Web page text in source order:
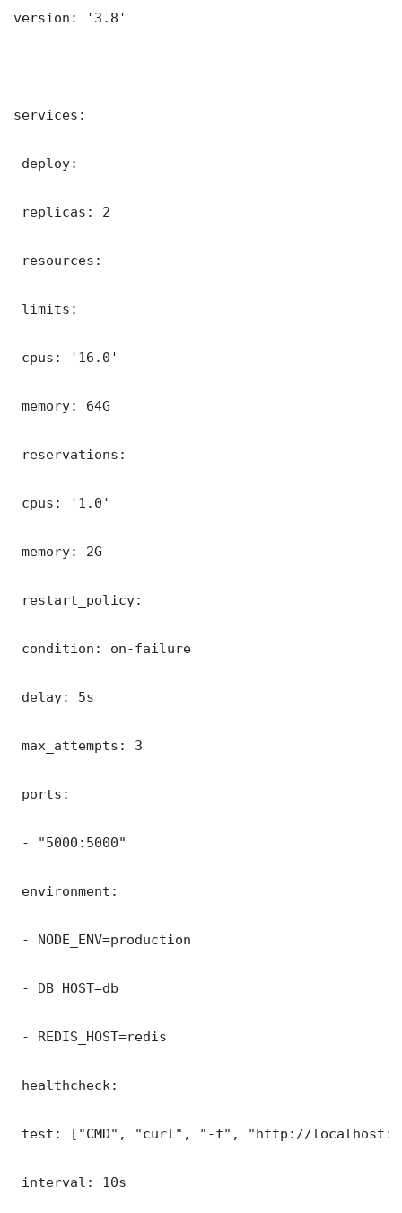
version: '3.8'
services:
deploy:
replicas: 2
resources:
limits:
cpus: '16.0'
memory: 64G
reservations:
cpus: '1.0'
memory: 2G
restart_policy:
condition: on-failure
delay: 5s
max_attempts: 3
ports:
- "5000:5000"
environment:
- NODE_ENV=production
- DB_HOST=db
- REDIS_HOST=redis
healthcheck:
test: ["CMD", "curl", "-f", "http://
interval: 10s